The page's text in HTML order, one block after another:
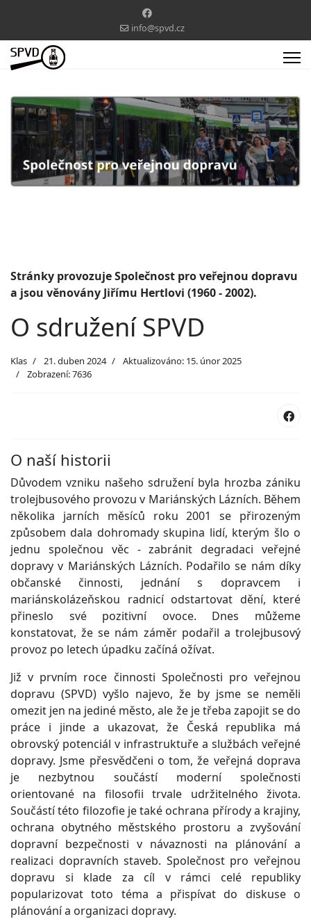
info@spvd.cz
Stránky provozuje Společnost pro veřejnou dopravu
a jsou věnovány Jiřímu Hertlovi (1960 - 2002).
O sdružení SPVD
Klas 21. duben 2024
Aktualizováno: 15. únor 2025
Zobrazení: 7636
O naší historii
Důvodem vzniku našeho sdružení byla hrozba zániku
trolejbusového provozu v Mariánských Lázních. Během
několika jarních měsíců roku 2001 se přirozeným
způsobem dala dohromady skupina lidí, kterým šlo o
jednu společnou věc - zabránit degradaci veřejné
dopravy v Mariánských Lázních. Podařilo se nám díky
občanské činnosti, jednání s dopravcem i
mariánskolázeňskou radnicí odstartovat dění, které
přineslo své pozitivní ovoce. Dnes můžeme
konstatovat, že se nám záměr podařil a trolejbusový
provoz po letech úpadku začíná ožívat.
Již v prvním roce činnosti Společnosti pro veřejnou
dopravu (SPVD) vyšlo najevo, že by jsme se neměli
omezit jen na jediné město, ale že je třeba zapojit se do
práce i jinde a ukazovat, že Česká republika má
obrovský potenciál v infrastruktuře a službách veřejné
dopravy. Jsme přesvědčeni o tom, že veřejná doprava
je nezbytnou součástí moderní společnosti
orientované na filosofii trvale udržitelného života.
Součástí této filozofie je také ochrana přírody a krajiny,
ochrana obytného městského prostoru a zvyšování
dopravní bezpečnosti v návaznosti na plánování a
realizaci dopravních staveb. Společnost pro veřejnou
dopravu si klade za cíl v rámci celé republiky
popularizovat toto téma a přispívat do diskuse o
plánování a organizaci dopravy.